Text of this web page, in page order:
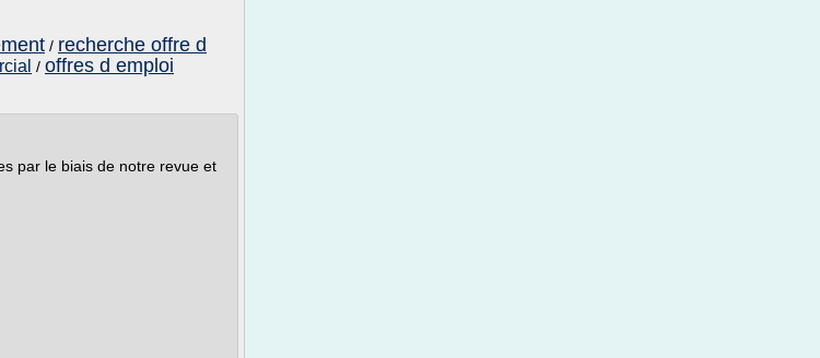
/ recherche offre d
/ offres d emploi
par le biais de notre revue et